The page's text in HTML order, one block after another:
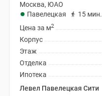
Москва, ЮАО
Павелецкая
15 мин.
Цена за м2
Корпус
Этаж
Отделка
Ипотека
Левел Павелецкая Сити